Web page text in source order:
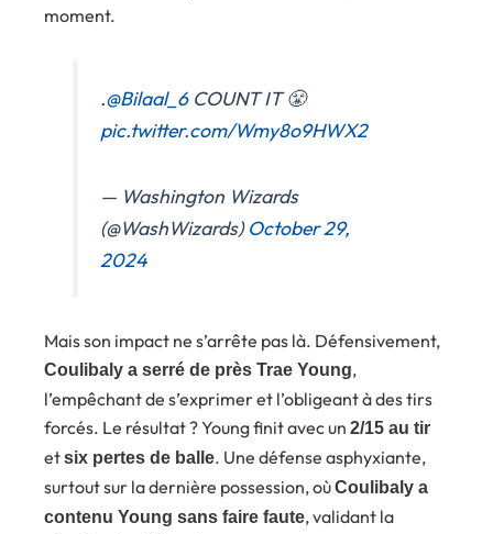
moment.
.@Bilaal_6COUNT IT 😤
pic.twitter.com/Wmy8o9HWX2
— Washington Wizards
(@WashWizards)October 29,
2024
Mais son impact ne s’arrête pas là. Défensivement,
Coulibaly a serré de près Trae Young,
l’empêchant de s’exprimer et l’obligeant à des tirs
forcés. Le résultat ? Young finit avec un 2/15 au tir
etsix pertes de balle. Une défense asphyxiante,
surtout sur la dernière possession, oùCoulibaly a
contenu Young sans faire faute, validant la